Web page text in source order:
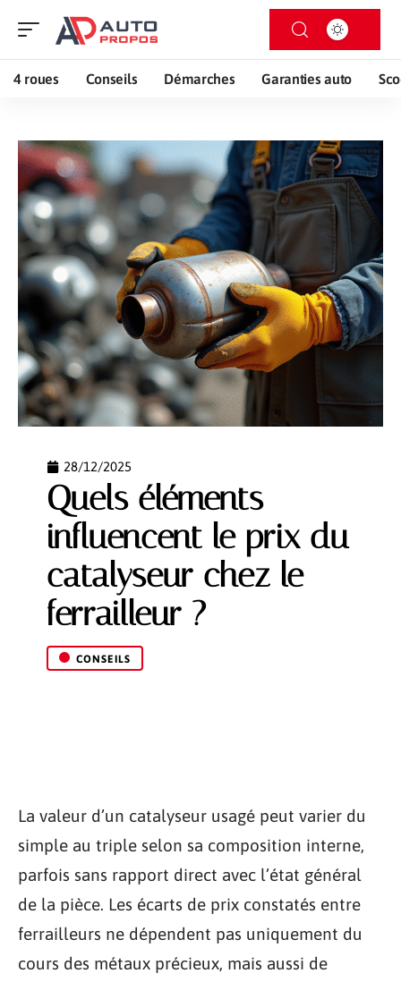
4 roues Conseils Démarches Garanties auto
28/12/2025
Quels éléments
influencent le prix du
catalyseur chez le
ferrailleur ?
CONSEILS
La valeur d’un catalyseur usagé peut varier du
simple au triple selon sa composition interne,
parfois sans rapport direct avec l’état général
de la pièce. Les écarts de prix constatés entre
ferrailleurs ne dépendent pas uniquement du
cours des métaux précieux, mais aussi de